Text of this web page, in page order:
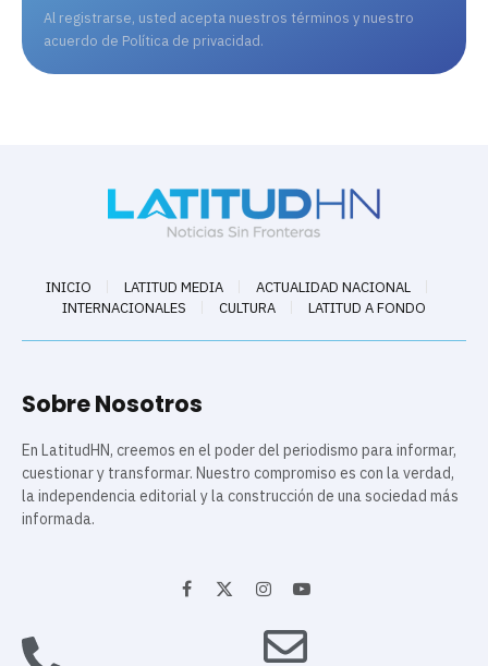
Al registrarse, usted acepta nuestros términos y nuestro
acuerdo de Política de privacidad.
INICIO LATITUD MEDIA
ACTUALIDAD NACIONAL
INTERNACIONALES
CULTURA LATITUD A FONDO
Sobre Nosotros
En LatitudHN, creemos en el poder del periodismo para informar,
cuestionar y transformar. Nuestro compromiso es con la verdad,
la independencia editorial y la construcción de una sociedad más
informada.
Facebook
X
InstagramYouTube